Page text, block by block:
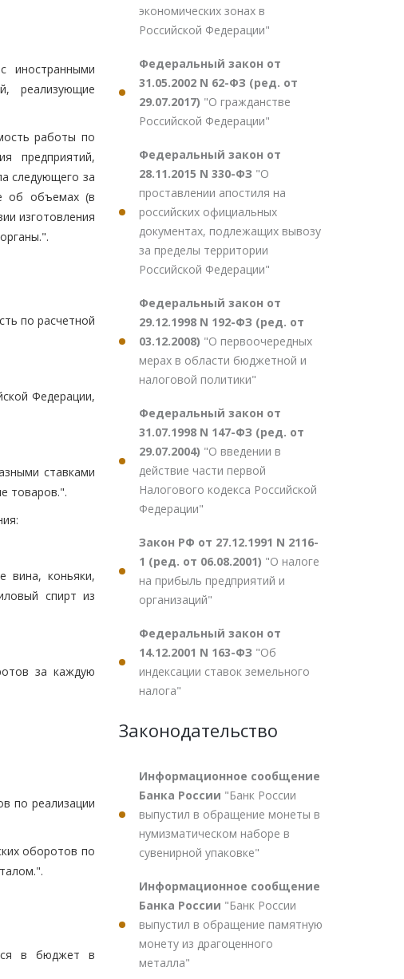
иностранными
реализующие
работы по
предприятий,
следующего за
об объемах (в
изготовления
по расчетной
Федерации,
ставками
товаров.".
вина, коньяки,
спирт из
за каждую
по реализации
оборотов по
в бюджет в
экономических зонах в
Российской Федерации"
Федеральный закон от
31.05.2002 N 62-ФЗ (ред. от
29.07.2017) "О гражданстве
Российской Федерации"
Федеральный закон от
28.11.2015 N 330-ФЗ "О
проставлении апостиля на
российских официальных
документах, подлежащих вывозу
за пределы территории
Российской Федерации"
Федеральный закон от
29.12.1998 N 192-ФЗ (ред. от
03.12.2008) "О первоочередных
мерах в области бюджетной и
налоговой политики"
Федеральный закон от
31.07.1998 N 147-ФЗ (ред. от
29.07.2004) "О введении в
действие части первой
Налогового кодекса Российской
Федерации"
Закон РФ от 27.12.1991 N 2116-
1 (ред. от 06.08.2001) "О налоге
на прибыль предприятий и
организаций"
Федеральный закон от
14.12.2001 N 163-ФЗ "Об
индексации ставок земельного
налога"
Законодательство
Информационное сообщение
Банка России "Банк России
выпустил в обращение монеты в
нумизматическом наборе в
сувенирной упаковке"
Информационное сообщение
Банка России "Банк России
выпустил в обращение памятную
монету из драгоценного
металла"